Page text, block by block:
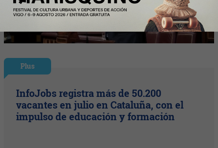
Plus
InfoJobs registra más de 50.200
vacantes en julio en Cataluña, con el
impulso de educación y formación